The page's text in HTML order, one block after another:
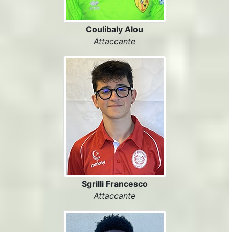
Coulibaly Alou
Attaccante
Sgrilli Francesco
Attaccante